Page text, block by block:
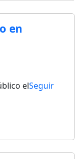
en
elSeguir